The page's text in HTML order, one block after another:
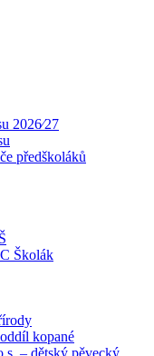
2026⁄27
předškoláků
Školák
kopané
– dětský pěvecký